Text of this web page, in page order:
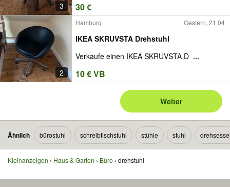
3 30 €
2
Hamburg Gestern, 21:04
IKEA SKRUVSTA Drehstuhl
Verkaufe einen IKEA SKRUVSTA D ...
10 € VB
Weiter
Ähnlich bürostuhl schreibtischstuhl stühle stuhl
Kleinanzeigen Haus & Garten Büro drehstuhl